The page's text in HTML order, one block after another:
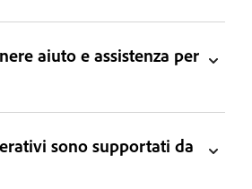
aiuto e assistenza per
sono supportati da